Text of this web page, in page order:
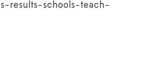
results-schools-teach-